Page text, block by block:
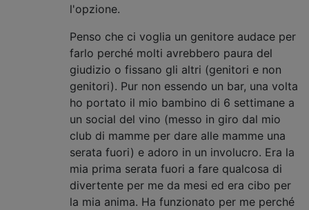
l'opzione.
Penso che ci voglia un genitore audace per
farlo perché molti avrebbero paura del
giudizio o fissano gli altri (genitori e non
genitori). Pur non essendo un bar, una volta
ho portato il mio bambino di 6 settimane a
un social del vino (messo in giro dal mio
club di mamme per dare alle mamme una
serata fuori) e adoro in un involucro. Era la
mia prima serata fuori a fare qualcosa di
divertente per me da mesi ed era cibo per
la mia anima. Ha funzionato per me perché